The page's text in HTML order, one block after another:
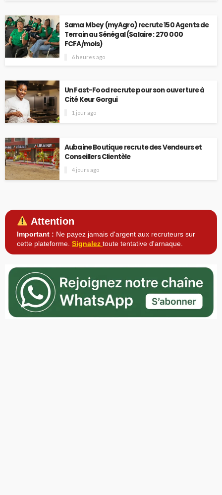
Sama Mbey (myAgro) recrute 150 Agents de
Terrain au Sénégal (Salaire : 270 000
FCFA/mois)
6 heures ago
Un Fast-Food recrute pour son ouverture à
Cité Keur Gorgui
1 jour ago
Aubaine Boutique recrute des Vendeurs et
Conseillers Clientèle
4 jours ago
Attention
Important : Ne payez jamais d'argent aux recruteurs sur
cette plateforme. Signalez toute tentative d'arnaque.